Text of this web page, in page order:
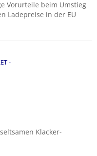
Vorurteile beim Umstieg
Ladepreise in der EU
-
Klacker-